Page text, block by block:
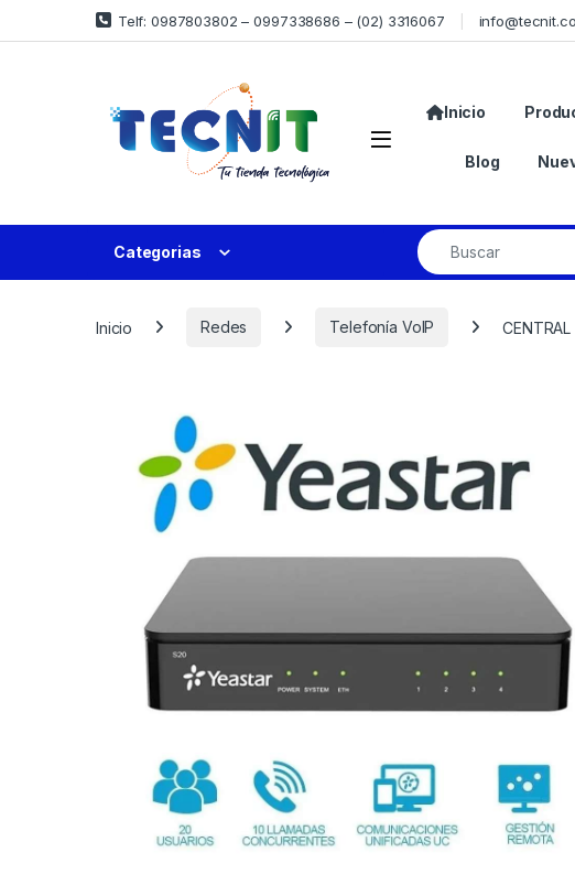
Telf: 0987803802 – 0997338686 – (02) 3316067
Inicio
Blog
Categorias
Inicio Redes Telefonía VoIP